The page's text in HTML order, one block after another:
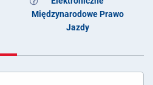
Międzynarodowe Prawo
Jazdy